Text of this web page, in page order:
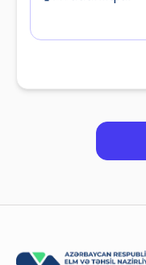
Equipment1